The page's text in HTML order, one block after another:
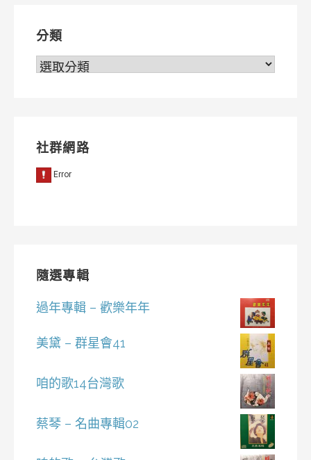
分類
分
社群網路
隨選專輯
過年專輯 – 歡樂年年
美黛 – 群星會41
咱的歌14台灣歌
蔡琴 – 名曲專輯02